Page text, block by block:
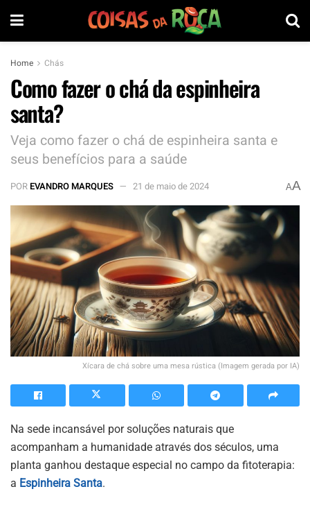
Home Chás
Como fazer o chá da espinheira
santa?
Veja como fazer o chá de espinheira santa e
seus benefícios para a saúde
POREVANDRO MARQUES 21 de maio de 2024 AA
Xícara de chá sobre uma mesa rústica (Imagem gerada por IA)
Na sede incansável por soluções naturais que
acompanham a humanidade através dos séculos, uma
planta ganhou destaque especial no campo da fitoterapia:
a Espinheira Santa.